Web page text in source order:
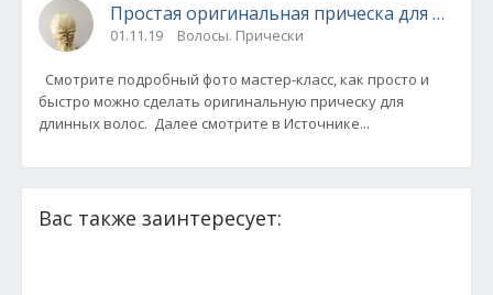
Простая оригинальная прическа для
01.11.19 Волосы. Прически
Смотрите подробный фото мастер-класс, как просто и
быстро можно сделать оригинальную прическу для
длинных волос. Далее смотрите в Источнике...
Вас также заинтересует: